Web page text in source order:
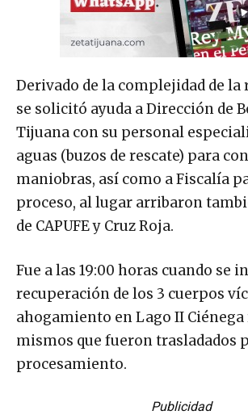
Derivado de la complejidad de la
se solicitó ayuda a Dirección de
Tijuana con su personal
aguas (buzos de rescate) para
maniobras, así como a Fiscalía
proceso, al lugar arribaron
de CAPUFE y Cruz Roja.
Fue a las 19:00 horas cuando se
recuperación de los 3 cuerpos
ahogamiento en Lago II Ciénega
mismos que fueron trasladados
procesamiento.
Publicidad